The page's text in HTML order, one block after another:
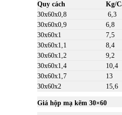
Quy cách
Kg/
30x60x0,8
6,3
30x60x0,9
6,8
30x60x1
7,5
30x60x1,1
8,4
30x60x1,2
9,2
30x60x1,4
10,4
30x60x1,7
13
30x60x2
15,6
Giá hộp mạ kẽm 30×60